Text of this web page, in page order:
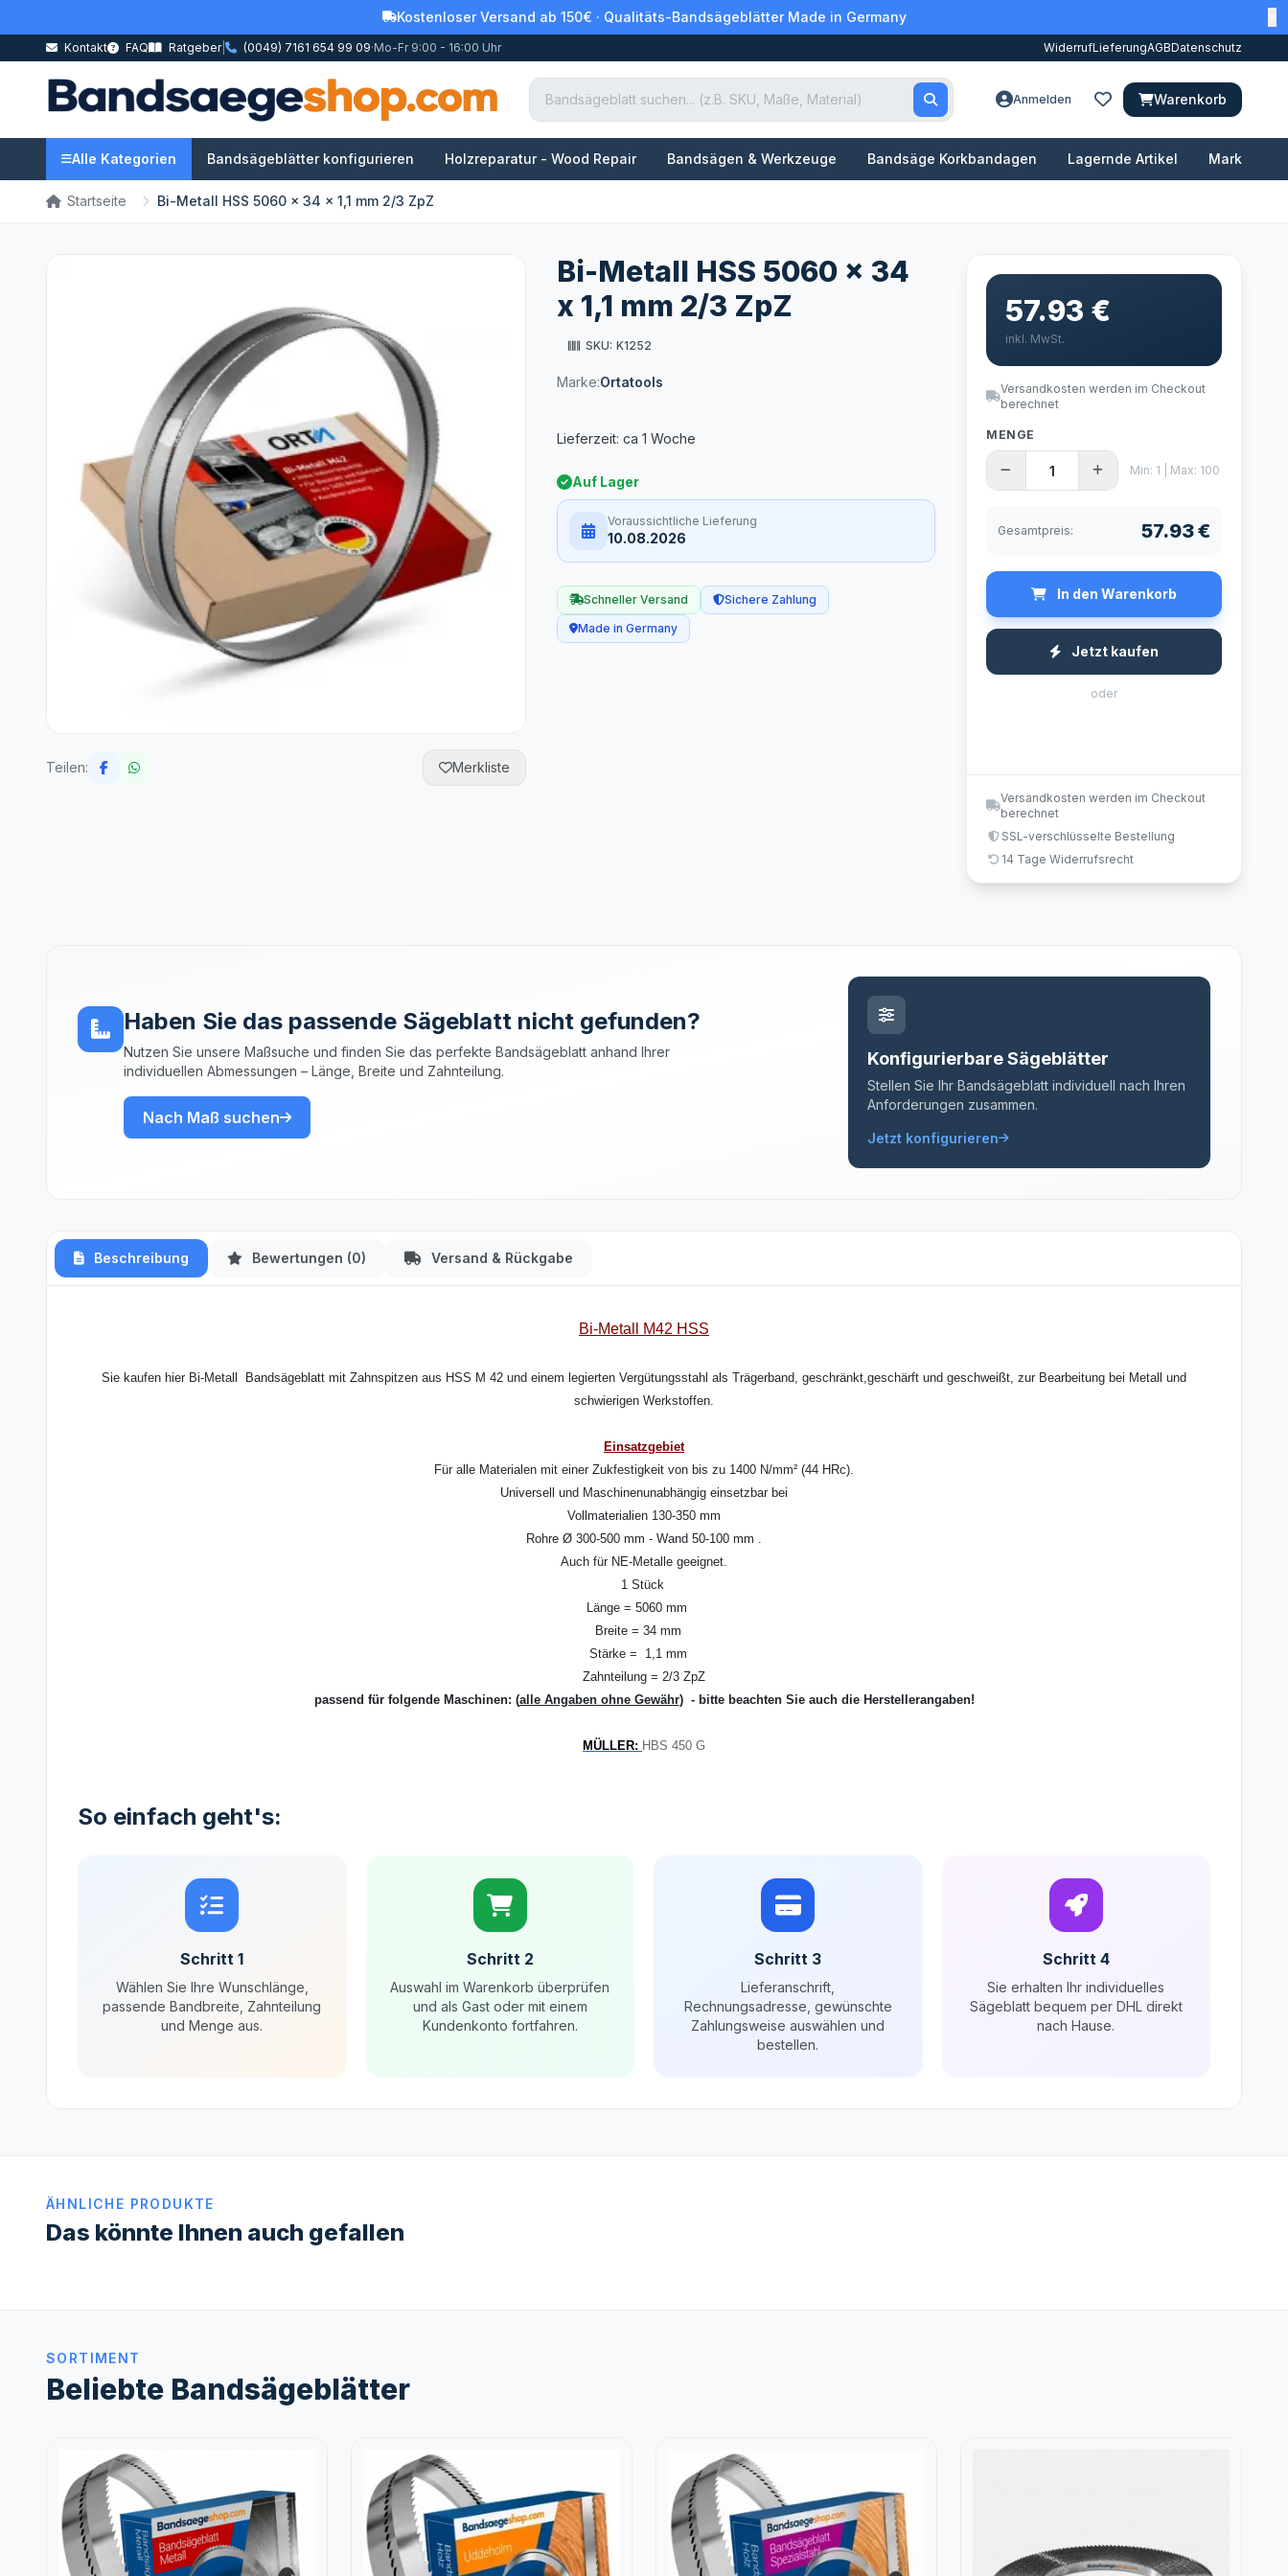
Kostenloser Versand ab 150€ · Qualitäts-Bandsägeblätter Made in Germany
Kontakt FAQ Ratgeber| (0049) 7161 654 99 09·Mo-Fr 9:00 - 16:00 Uhr WiderrufLieferungAGBDatenschutz
Anmelden Warenkorb
Alle Kategorien Bandsägeblätter konfigurieren Holzreparatur - Wood Repair Bandsägen & Werkzeuge Bandsäge Korkbandagen Lagernde Artikel Marken
Startseite Bi-Metall HSS 5060 x 34 x 1,1 mm 2/3 ZpZ
Teilen: Merkliste
Bi-Metall HSS 5060 x 34
x 1,1 mm 2/3 ZpZ
SKU: K1252
Marke:Ortatools
Auf Lager
Voraussichtliche Lieferung
10.08.2026
Schneller Versand
Sichere Zahlung
Made in Germany
57.93 €
inkl. MwSt.
Versandkosten werden im Checkout
berechnet
MENGE
Min: 1 | Max: 100
Gesamtpreis: 57.93 €
In den Warenkorb
Jetzt kaufen
oder
Versandkosten werden im Checkout
berechnet
SSL-verschlüsselte Bestellung
14 Tage Widerrufsrecht
Haben Sie das passende Sägeblatt nicht gefunden?
Nutzen Sie unsere Maßsuche und finden Sie das perfekte Bandsägeblatt anhand Ihrer
individuellen Abmessungen – Länge, Breite und Zahnteilung.
Nach Maß suchen
Konfigurierbare Sägeblätter
Stellen Sie Ihr Bandsägeblatt individuell nach Ihren
Anforderungen zusammen.
Jetzt konfigurieren
Beschreibung Bewertungen (0) Versand & Rückgabe
Bi-Metall M42 HSS
Sie kaufen hier Bi-Metall Bandsägeblatt mit Zahnspitzen aus HSS M 42 und einem legierten Vergütungsstahl als Trägerband, geschränkt,geschärft und geschweißt, zur Bearbeitung bei Metall und
schwierigen Werkstoffen.
Einsatzgebiet
Für alle Materialen mit einer Zukfestigkeit von bis zu 1400 N/mm² (44 HRc).
Universell und Maschinenunabhängig einsetzbar bei
Vollmaterialien 130-350 mm
Rohre Ø 300-500 mm - Wand 50-100 mm .
Auch für NE-Metalle geeignet.
1 Stück
Länge = 5060 mm
Breite = 34 mm
Stärke = 1,1 mm
Zahnteilung = 2/3 ZpZ
passend für folgende Maschinen: (alle Angaben ohne Gewähr) - bitte beachten Sie auch die Herstellerangaben!
MÜLLER: HBS 450 G
So einfach geht's:
Schritt 1
Wählen Sie Ihre Wunschlänge,
passende Bandbreite, Zahnteilung
und Menge aus.
Schritt 2
Auswahl im Warenkorb überprüfen
und als Gast oder mit einem
Kundenkonto fortfahren.
Schritt 3
Lieferanschrift,
Rechnungsadresse, gewünschte
Zahlungsweise auswählen und
bestellen.
Schritt 4
Sie erhalten Ihr individuelles
Sägeblatt bequem per DHL direkt
nach Hause.
ÄHNLICHE PRODUKTE
Das könnte Ihnen auch gefallen
SORTIMENT
Beliebte Bandsägeblätter